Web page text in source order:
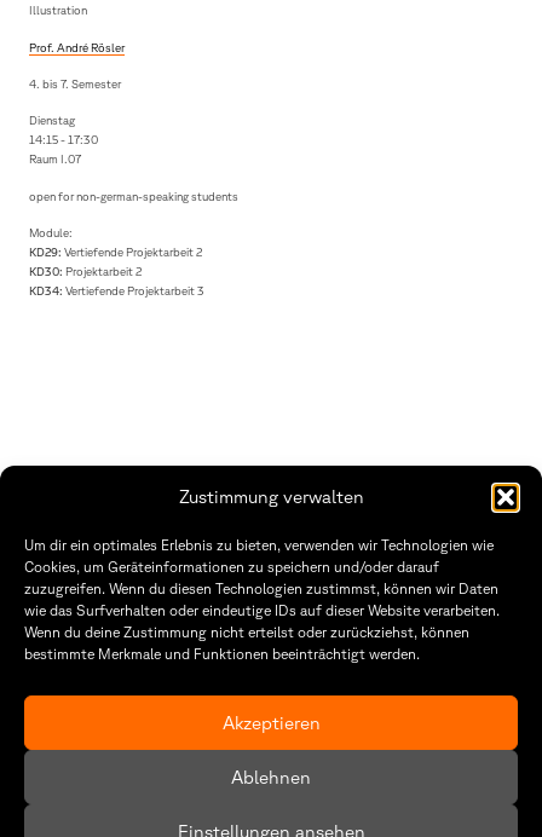
Zustimmung verwalten
Um dir ein optimales Erlebnis zu bieten, verwenden wir Technologien wie
Cookies, um Geräteinformationen zu speichern und/oder darauf
zuzugreifen. Wenn du diesen Technologien zustimmst, können wir Daten
wie das Surfverhalten oder eindeutige IDs auf dieser Website verarbeiten.
Wenn du deine Zustimmung nicht erteilst oder zurückziehst, können
bestimmte Merkmale und Funktionen beeinträchtigt werden.
Akzeptieren
Ablehnen
Einstellungen ansehen
Illustration
Prof. André Rösler
4. bis 7. Semester
Dienstag
14:15 - 17:30
Raum I.07
open for non-german-speaking students
Module:
KD29: Vertiefende Projektarbeit 2
KD30: Projektarbeit 2
KD34: Vertiefende Projektarbeit 3
Technische Hochschule
Würzburg-Schweinfurt
Sanderheinrichsleitenweg 20
97074 Würzburg
Öffnungszeiten Dekanat
Montag – Freitag
8:30 – 12:00
Dienstag & Donnerstag
8:30 – 15:30